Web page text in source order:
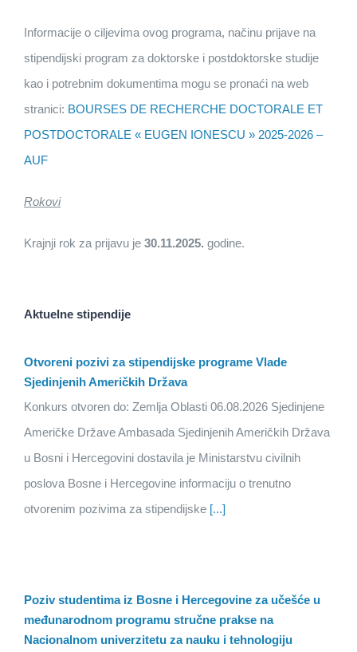
Informacije o ciljevima ovog programa, načinu prijave na
stipendijski program za doktorske i postdoktorske studije
kao i potrebnim dokumentima mogu se pronaći na web
stranici: BOURSES DE RECHERCHE DOCTORALE ET
POSTDOCTORALE « EUGEN IONESCU » 2025-2026 –
AUF
Rokovi
Krajnji rok za prijavu je 30.11.2025. godine.
Aktuelne stipendije
Otvoreni pozivi za stipendijske programe Vlade
Sjedinjenih Američkih Država
Konkurs otvoren do: Zemlja Oblasti 06.08.2026 Sjedinjene
Američke Države Ambasada Sjedinjenih Američkih Država
u Bosni i Hercegovini dostavila je Ministarstvu civilnih
poslova Bosne i Hercegovine informaciju o trenutno
otvorenim pozivima za stipendijske [...]
Poziv studentima iz Bosne i Hercegovine za učešće u
međunarodnom programu stručne prakse na
Nacionalnom univerzitetu za nauku i tehnologiju